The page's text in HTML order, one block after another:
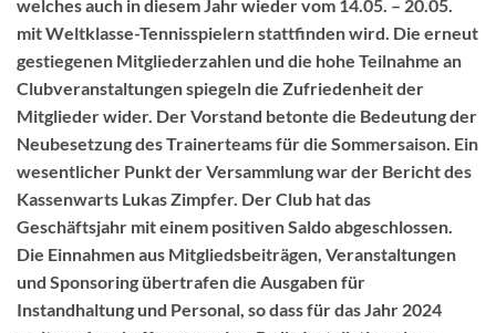
welches auch in diesem Jahr wieder vom 14.05. – 20.05.
mit Weltklasse-Tennisspielern stattfinden wird. Die erneut
gestiegenen Mitgliederzahlen und die hohe Teilnahme an
Clubveranstaltungen spiegeln die Zufriedenheit der
Mitglieder wider. Der Vorstand betonte die Bedeutung der
Neubesetzung des Trainerteams für die Sommersaison. Ein
wesentlicher Punkt der Versammlung war der Bericht des
Kassenwarts Lukas Zimpfer. Der Club hat das
Geschäftsjahr mit einem positiven Saldo abgeschlossen.
Die Einnahmen aus Mitgliedsbeiträgen, Veranstaltungen
und Sponsoring übertrafen die Ausgaben für
Instandhaltung und Personal, so dass für das Jahr 2024